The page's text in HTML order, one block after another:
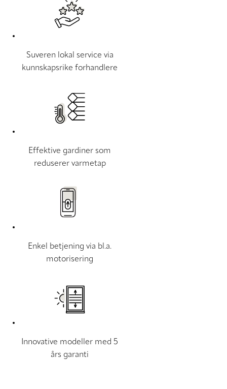
Suveren lokal service via
kunnskapsrike forhandlere
Effektive gardiner som
reduserer varmetap
Enkel betjening via bl.a.
motorisering
Innovative modeller med 5
års garanti